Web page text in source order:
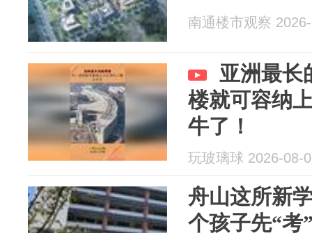
南通楼市观察
亚洲最长
楼就可容纳
牛了！
玩玻璃球 2026-08-
舟山这所新
个孩子先“考